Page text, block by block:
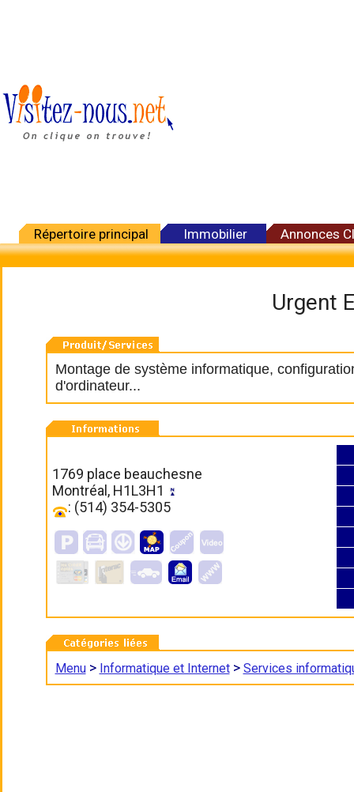
Répertoire principal Immobilier Annonces
Urgent
Montage de système informatique,
d'ordinateur...
1769 place beauchesne
Montréal, H1L3H1
: (514) 354-5305
Menu> Informatique et Internet> Services